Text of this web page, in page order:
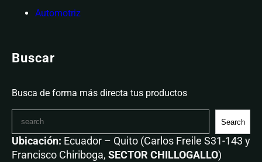
Automotriz
Buscar
Busca de forma más directa tus productos
Search
Ubicación: Ecuador – Quito (Carlos Freile S31-143 y
Francisco Chiriboga, SECTOR CHILLOGALLO)